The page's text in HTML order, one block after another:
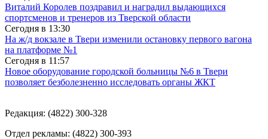
Виталий Королев поздравил и наградил выдающихся
спортсменов и тренеров из Тверской области
Сегодня в 13:30
На ж/д вокзале в Твери изменили остановку первого вагона
на платформе №1
Сегодня в 11:57
Новое оборудование городской больницы №6 в Твери
позволяет безболезненно исследовать органы ЖКТ
Редакция: (4822) 300-328
Отдел рекламы: (4822) 300-393